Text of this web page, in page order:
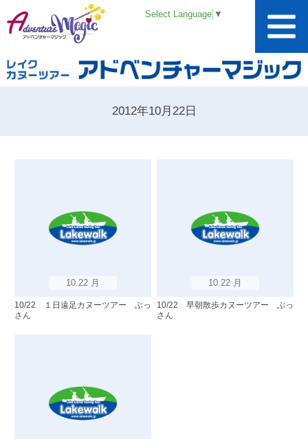
Select Language ▼
2012年10月22日
10.22 月
10/22 １日遠足カヌーツアー ぶっ
さん
10.22 月
10/22 早朝散歩カヌーツアー ぶっ
さん